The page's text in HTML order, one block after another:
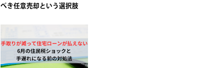
べき任意売却という選択肢